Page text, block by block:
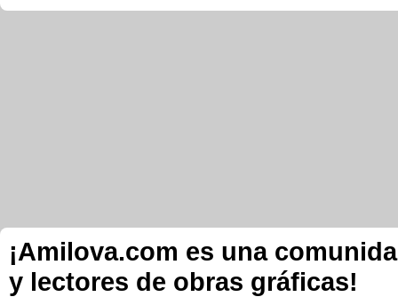
¡Amilova.com es una
y lectores de obras gráficas!